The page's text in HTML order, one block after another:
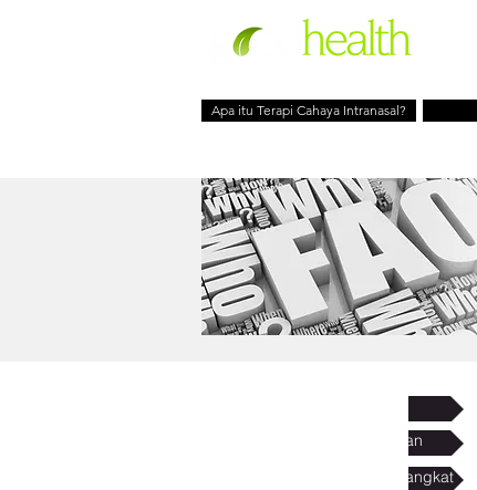
Apa itu Terapi Cahaya Intranasal?
Pertanyaan Penggunaan
Pertanyaan Terkait Perangkat